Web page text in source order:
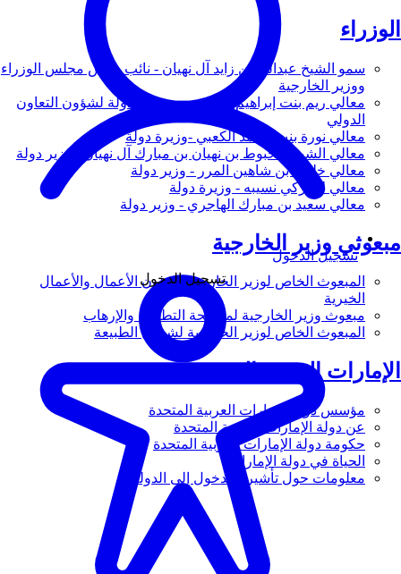
الوزراء
سمو الشيخ عبدالله بن زايد آل نهيان - نائب رئيس مجلس الوزراء
ووزير الخارجية
معالي ريم بنت إبراهيم الهاشمي - وزيرة دولة لشؤون التعاون
الدولي
معالي نورة بنت محمد الكعبي -وزيرة دولة
معالي الشيخ شخبوط بن نهيان بن مبارك آل نهيان - وزير دولة
معالي خليفة بن شاهين المرر - وزير دولة
معالي لانا زكي نسيبه - وزيرة دولة
معالي سعيد بن مبارك الهاجري - وزير دولة
مبعوثي وزير الخارجية
المبعوث الخاص لوزير الخارجية لشؤون الأعمال والأعمال
الخيرية
مبعوث وزير الخارجية لمكافحة التطرف والإرهاب
المبعوث الخاص لوزير الخارجية لشؤون الطبيعة
الإمارات العربية المتحدة
مؤسس دولة الإمارات العربية المتحدة
عن دولة الإمارات العربية المتحدة
حكومة دولة الإمارات العربية المتحدة
الحياة في دولة الإمارات
معلومات حول تأشيرة الدخول إلى الدولة
تسجيل الدخول
تسجيل الدخول